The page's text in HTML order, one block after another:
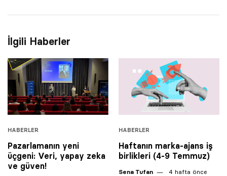
İlgili Haberler
HABERLER
Pazarlamanın yeni
üçgeni: Veri, yapay zeka
ve güven!
HABERLER
Haftanın marka-ajans iş
birlikleri (4-9 Temmuz)
Sena Tufan 4 hafta önce